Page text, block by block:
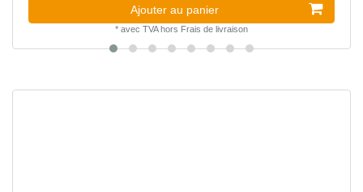
Ajouter au panier
* avec TVAhors Frais de livraison